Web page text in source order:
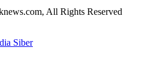
All Rights Reserved
Siber